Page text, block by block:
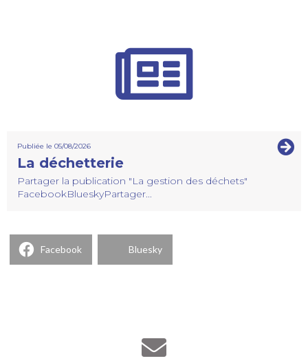
Publiée le 05/08/2026
La déchetterie
Partager la publication "La gestion des déchets"
FacebookBlueskyPartager...
Facebook Bluesky